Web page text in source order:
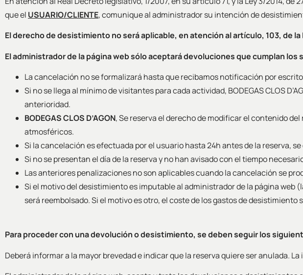
que el USUARIO/CLIENTE, comunique al administrador su intención de
El derecho de desistimiento no será aplicable, en atención al artículo, 103, de la
El administrador de la página web sólo aceptará devoluciones que cumplan
La cancelación no se formalizará hasta que recibamos notificación por
Si no se llega al mínimo de visitantes para cada actividad, BODEGAS CLOS
anterioridad.
BODEGAS CLOS D’AGON, Se reserva el derecho de modificar el contenido
atmosféricos.
Si la cancelación es efectuada por el usuario hasta 24h antes de la reserva,
Si no se presentan el día de la reserva y no han avisado con el tiempo
Las anteriores penalizaciones no son aplicables cuando la cancelación se
Si el motivo del desistimiento es imputable al administrador de la página web
será reembolsado. Si el motivo es otro, el coste de los gastos de desistimiento
Para proceder con una devolución o desistimiento, se deben seguir los
Deberá informar a la mayor brevedad e indicar que la reserva quiere ser anulada.